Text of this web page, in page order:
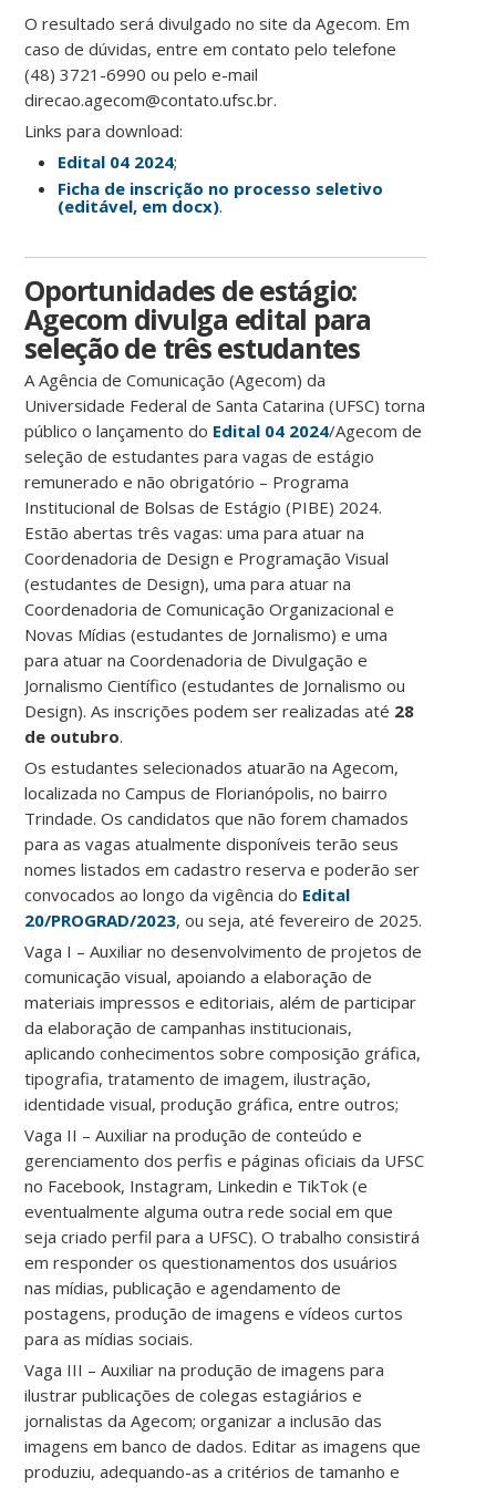
O resultado será divulgado no site da Agecom. Em
caso de dúvidas, entre em contato pelo telefone
(48) 3721-6990 ou pelo e-mail
direcao.agecom@contato.ufsc.br.
Links para download:
Edital 04 2024;
Ficha de inscrição no processo seletivo
(editável, em docx).
Oportunidades de estágio:
Agecom divulga edital para
seleção de três estudantes
A Agência de Comunicação (Agecom) da
Universidade Federal de Santa Catarina (UFSC) torna
público o lançamento do Edital 04 2024/Agecom de
seleção de estudantes para vagas de estágio
remunerado e não obrigatório – Programa
Institucional de Bolsas de Estágio (PIBE) 2024.
Estão abertas três vagas: uma para atuar na
Coordenadoria de Design e Programação Visual
(estudantes de Design), uma para atuar na
Coordenadoria de Comunicação Organizacional e
Novas Mídias (estudantes de Jornalismo) e uma
para atuar na Coordenadoria de Divulgação e
Jornalismo Científico (estudantes de Jornalismo ou
Design). As inscrições podem ser realizadas até 28
de outubro.
Os estudantes selecionados atuarão na Agecom,
localizada no Campus de Florianópolis, no bairro
Trindade. Os candidatos que não forem chamados
para as vagas atualmente disponíveis terão seus
nomes listados em cadastro reserva e poderão ser
convocados ao longo da vigência do Edital
20/PROGRAD/2023, ou seja, até fevereiro de 2025.
Vaga I – Auxiliar no desenvolvimento de projetos de
comunicação visual, apoiando a elaboração de
materiais impressos e editoriais, além de participar
da elaboração de campanhas institucionais,
aplicando conhecimentos sobre composição gráfica,
tipografia, tratamento de imagem, ilustração,
identidade visual, produção gráfica, entre outros;
Vaga II – Auxiliar na produção de conteúdo e
gerenciamento dos perfis e páginas oficiais da UFSC
no Facebook, Instagram, Linkedin e TikTok (e
eventualmente alguma outra rede social em que
seja criado perfil para a UFSC). O trabalho consistirá
em responder os questionamentos dos usuários
nas mídias, publicação e agendamento de
postagens, produção de imagens e vídeos curtos
para as mídias sociais.
Vaga III – Auxiliar na produção de imagens para
ilustrar publicações de colegas estagiários e
jornalistas da Agecom; organizar a inclusão das
imagens em banco de dados. Editar as imagens que
produziu, adequando-as a critérios de tamanho e